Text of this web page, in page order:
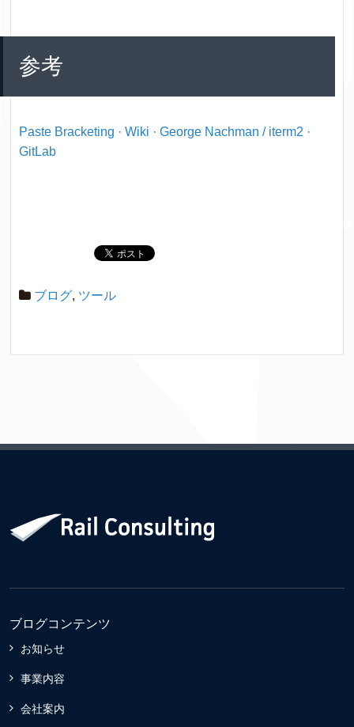
参考
Paste Bracketing · Wiki · George Nachman / iterm2 ·
GitLab
ブログ, ツール
ブログコンテンツ
お知らせ
事業内容
会社案内